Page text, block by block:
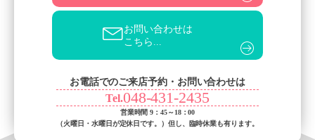
お問い合わせは
こちら...
お電話でのご来店予約・お問い合わせは
Tel.048-431-2435
営業時間 9：45～18：00
（火曜日・水曜日が定休日です。） 但し、臨時休業も有ります。